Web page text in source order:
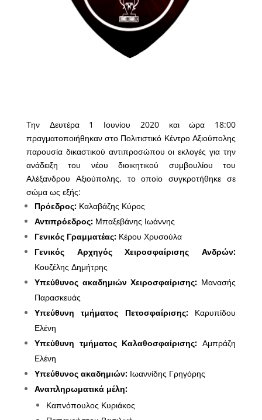
Την Δευτέρα 1 Ιουνίου 2020 και ώρα 18:00
πραγματοποιήθηκαν στο Πολιτιστικό Κέντρο Αξιούπολης
παρουσία δικαστικού αντιπροσώπου οι εκλογές για την
ανάδειξη του νέου διοικητικού συμβουλίου του
Αλέξανδρου Αξιούπολης, το οποίο συγκροτήθηκε σε
σώμα ως εξής:
Πρόεδρος:Καλαβάζης Κύρος
Αντιπρόεδρος:Μπαξεβάνης Ιωάννης
Γενικός Γραμματέας:Κέρου Χρυσούλα
Γενικός Αρχηγός Χειροσφαίρισης Ανδρών:
Κουζέλης Δημήτρης
Υπεύθυνος ακαδημιών Χειροσφαίρισης: Μανασής
Παρασκευάς
Υπεύθυνη τμήματος Πετοσφαίρισης:Καρυπίδου
Ελένη
Υπεύθυνη τμήματος Καλαθοσφαίρισης: Αμπράζη
Ελένη
Υπεύθυνος ακαδημιών:Ιωαννίδης Γρηγόρης
Αναπληρωματικά μέλη:
Καπνόπουλος Κυριάκος